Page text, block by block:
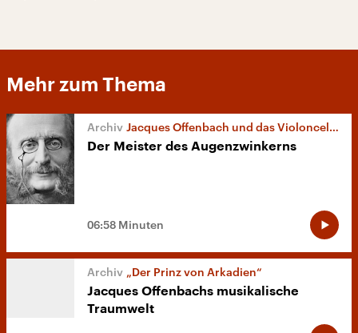
Mehr zum Thema
Jacques Offenbach und das Violoncello
Der Meister des Augenzwinkerns
06:58 Minuten
„Der Prinz von Arkadien“
Jacques Offenbachs musikalische
Traumwelt